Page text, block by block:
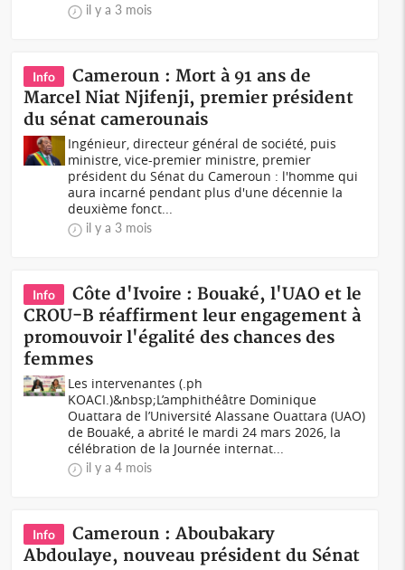
il y a 3 mois
Info
Cameroun : Mort à 91 ans de
Marcel Niat Njifenji, premier président
du sénat camerounais
Ingénieur, directeur général de société, puis
ministre, vice-premier ministre, premier
président du Sénat du Cameroun : l'homme qui
aura incarné pendant plus d'une décennie la
deuxième fonct...
il y a 3 mois
Info
Côte d'Ivoire : Bouaké, l'UAO et le
CROU-B réaffirment leur engagement à
promouvoir l'égalité des chances des
femmes
Les intervenantes (.ph
KOACI.)&nbsp;L’amphithéâtre Dominique
Ouattara de l’Université Alassane Ouattara (UAO)
de Bouaké, a abrité le mardi 24 mars 2026, la
célébration de la Journée internat...
il y a 4 mois
Info
Cameroun : Aboubakary
Abdoulaye, nouveau président du Sénat